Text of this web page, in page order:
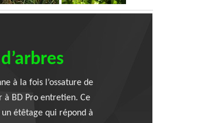
à la fois l’ossature de
à BD Pro entretien. Ce
étêtage qui répond à